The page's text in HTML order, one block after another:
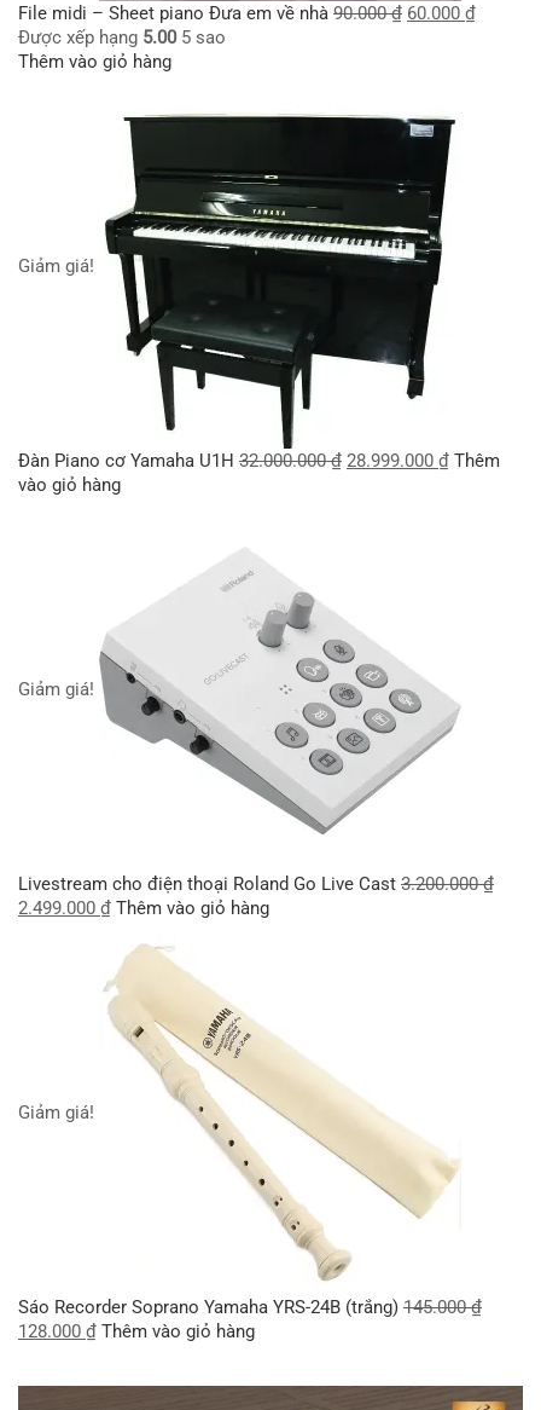
File midi – Sheet piano Đưa em về nhà 90.000₫ 60.000 ₫
Được xếp hạng 5.005 sao
Thêm vào giỏ hàng
Giảm giá!
Đàn Piano cơ Yamaha U1H 32.000.000₫ 28.999.000 ₫ Thêm
vào giỏ hàng
Giảm giá!
Livestream cho điện thoại Roland Go Live Cast 3.200.000₫
2.499.000 ₫ Thêm vào giỏ hàng
Giảm giá!
Sáo Recorder Soprano Yamaha YRS-24B (trắng) 145.000₫
128.000 ₫ Thêm vào giỏ hàng